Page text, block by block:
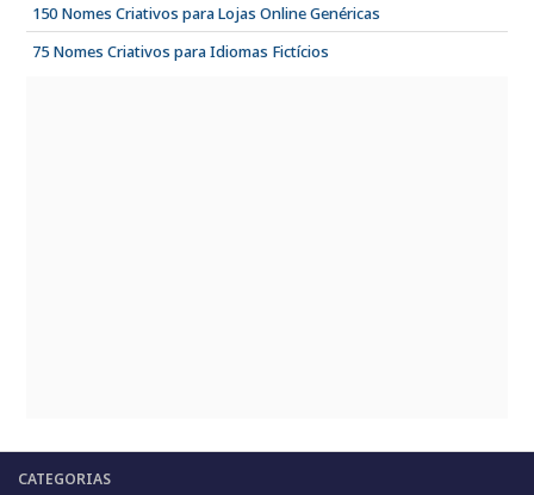
150 Nomes Criativos para Lojas Online Genéricas
75 Nomes Criativos para Idiomas Fictícios
CATEGORIAS